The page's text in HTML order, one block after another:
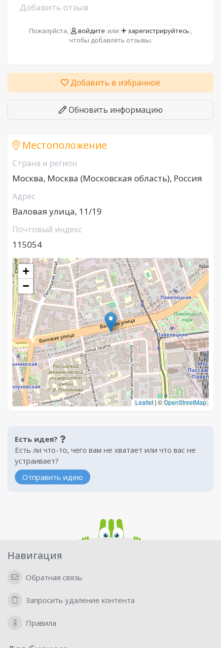
Добавить отзыв
Пожалуйста, войдите или зарегистрируйтесь ,
чтобы добавлять отзывы.
Добавить в избранное
Обновить информацию
Местоположение
Страна и регион
Москва, Москва (Московская область), Россия
Адрес
Валовая улица, 11/19
Почтовый индекс
115054
+
−
Leaflet | ©OpenStreetMap
Есть идея?
Есть ли что-то, чего вам не хватает или что вас не
устраивает?
Отправить идею
Навигация
Обратная связь
Запросить удаление контента
Правила